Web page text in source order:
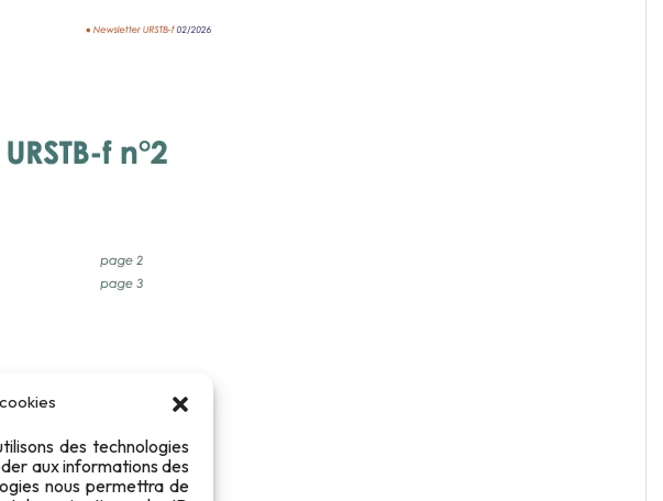
des technologies
aux informations des
nous permettra de